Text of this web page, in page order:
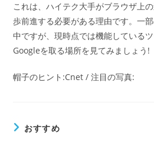
これは、ハイテク大手がブラウザ上
歩前進する必要がある理由です。一
中ですが、現時点では機能している
Googleを取る場所を見てみましょう!
帽子のヒント:Cnet / 注目の写真:
おすすめ